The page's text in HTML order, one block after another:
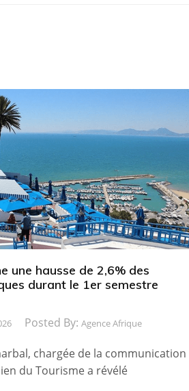
une hausse de 2,6% des
durant le 1er semestre
Posted By: Agence Afrique
chargée de la communication
du Tourisme a révélé